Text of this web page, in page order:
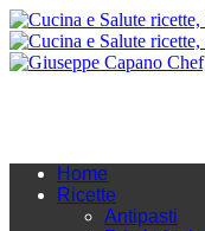
Home
Ricette
Antipasti